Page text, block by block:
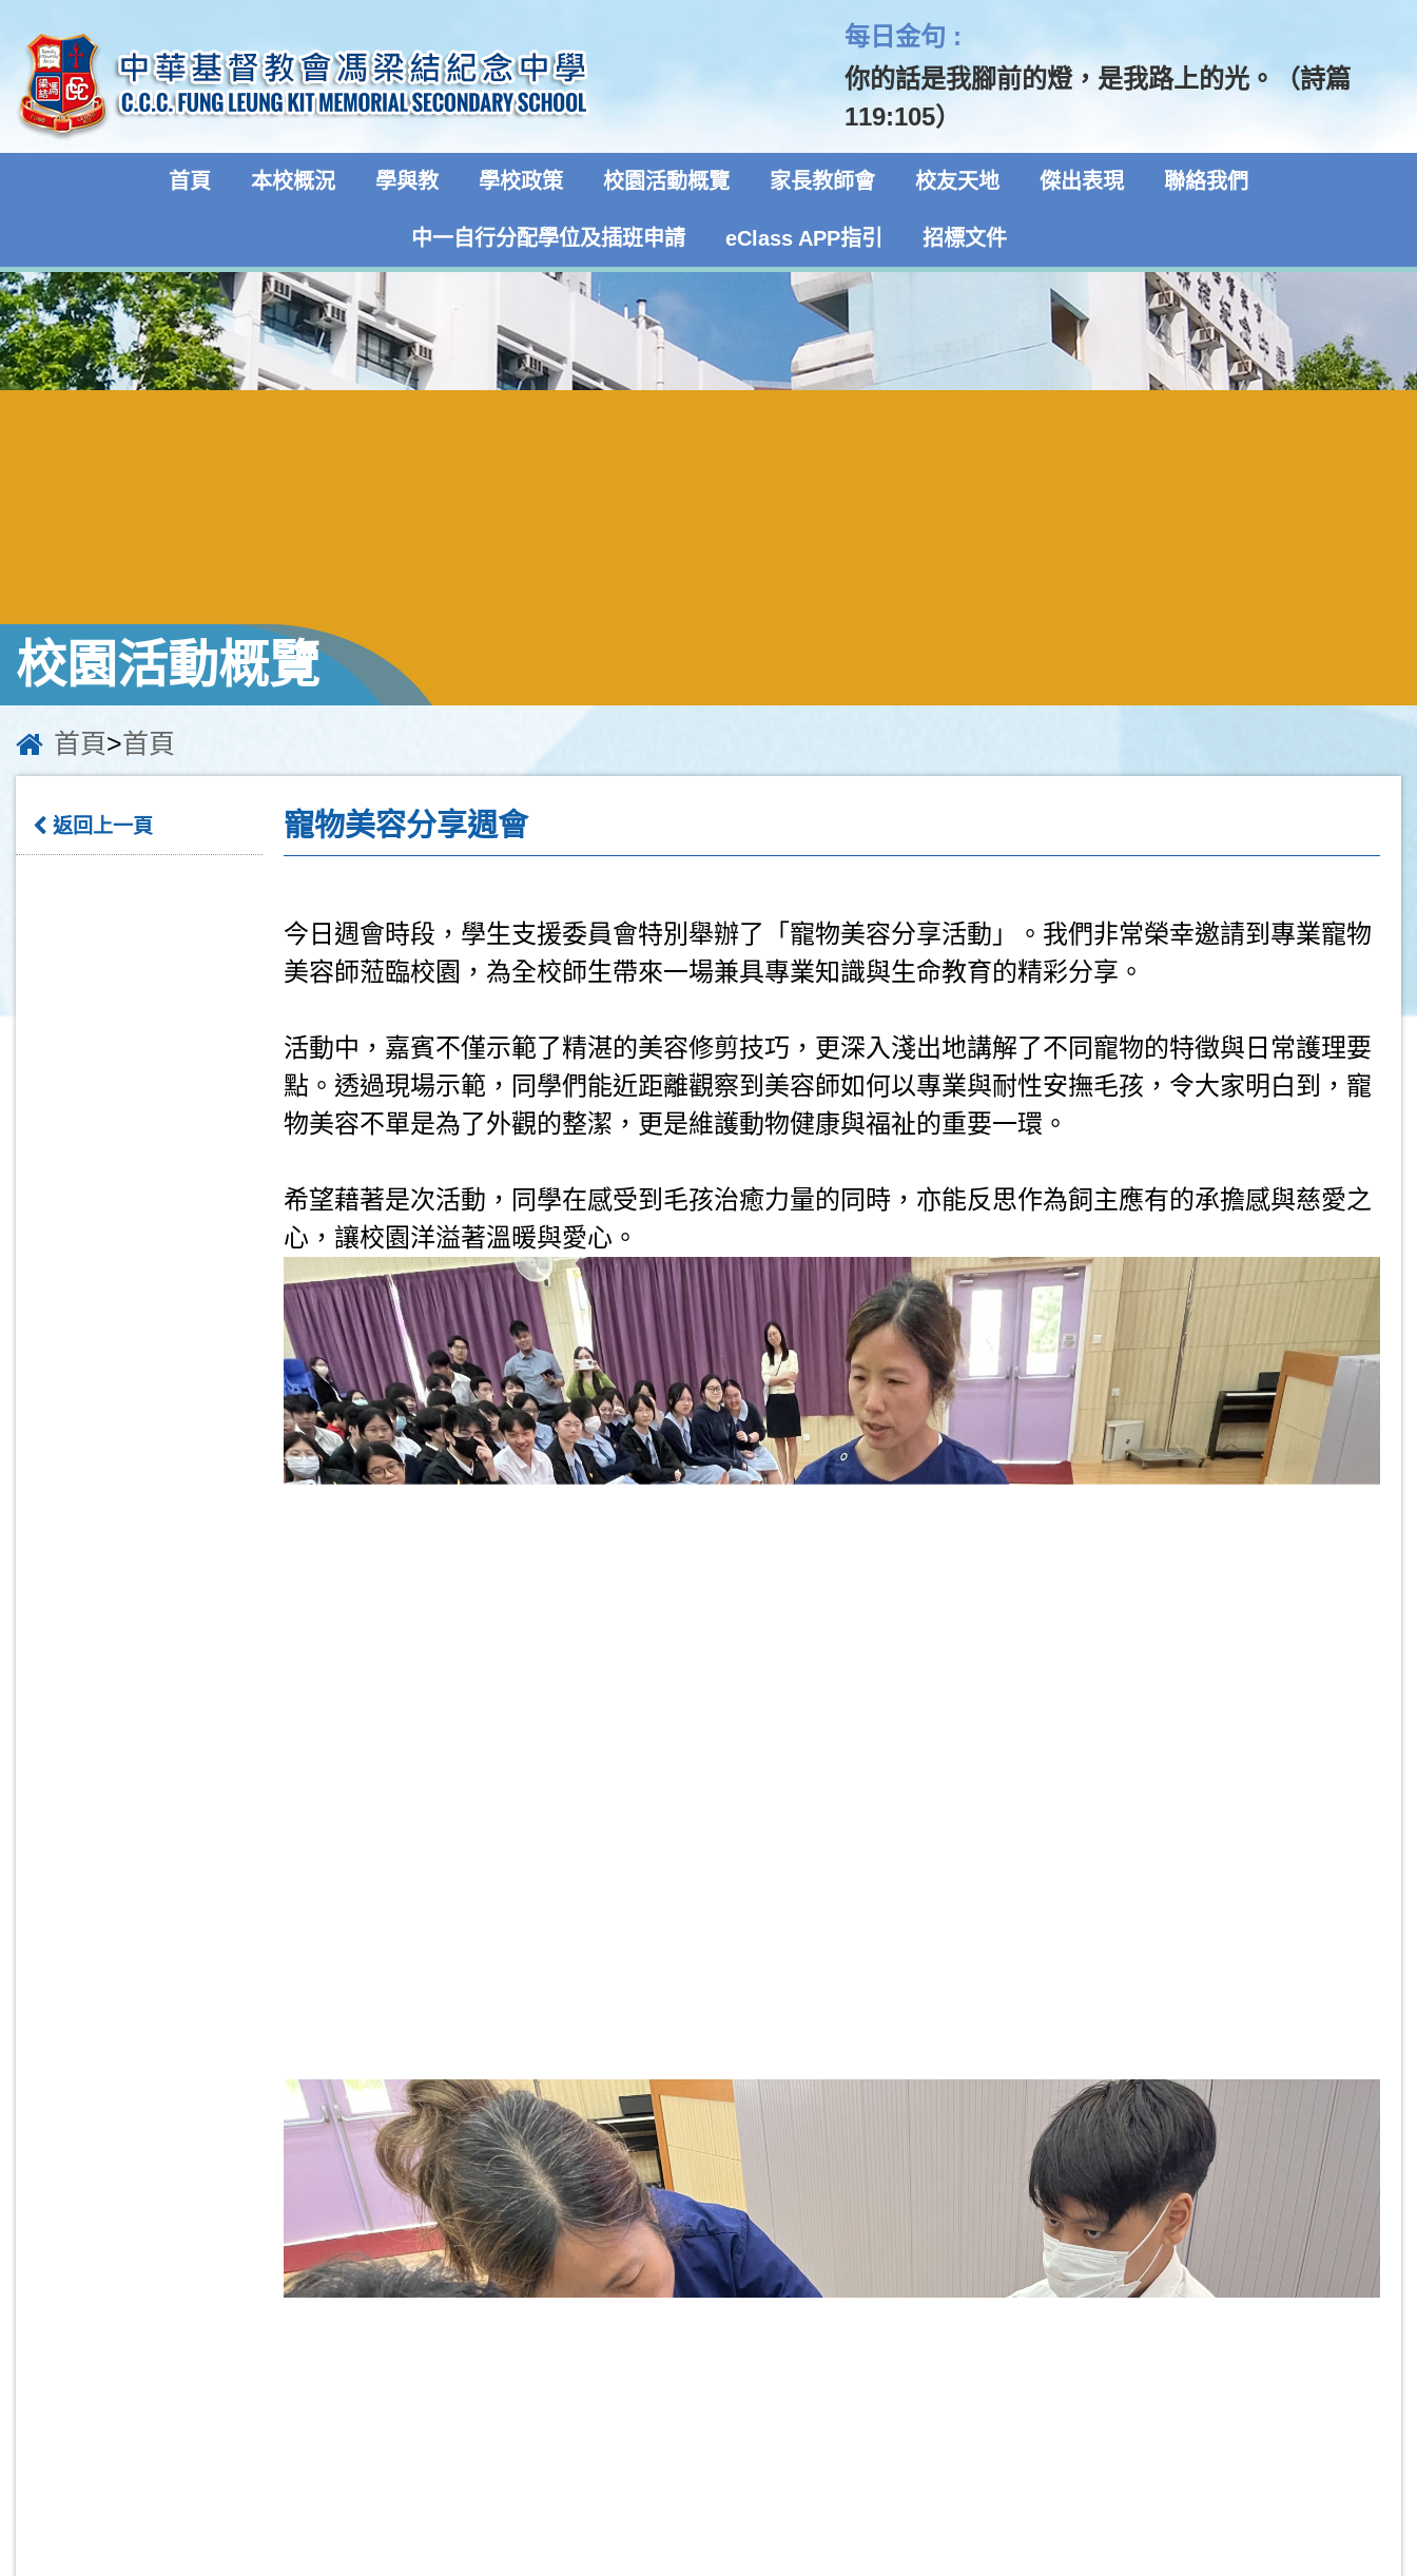
每日金句 :
你的話是我腳前的燈，是我路上的光。（詩篇
119:105）
首頁 本校概況 學與教 學校政策 校園活動概覽 家長教師會 校友天地 傑出表現 聯絡我們
中一自行分配學位及插班申請 eClass APP指引 招標文件
校園活動概覽
首頁>首頁
返回上一頁 寵物美容分享週會
今日週會時段，學生支援委員會特別舉辦了「寵物美容分享活動」。我們非常榮幸邀請到專業寵物
美容師蒞臨校園，為全校師生帶來一場兼具專業知識與生命教育的精彩分享。
活動中，嘉賓不僅示範了精湛的美容修剪技巧，更深入淺出地講解了不同寵物的特徵與日常護理要
點。透過現場示範，同學們能近距離觀察到美容師如何以專業與耐性安撫毛孩，令大家明白到，寵
物美容不單是為了外觀的整潔，更是維護動物健康與福祉的重要一環。
希望藉著是次活動，同學在感受到毛孩治癒力量的同時，亦能反思作為飼主應有的承擔感與慈愛之
心，讓校園洋溢著溫暖與愛心。